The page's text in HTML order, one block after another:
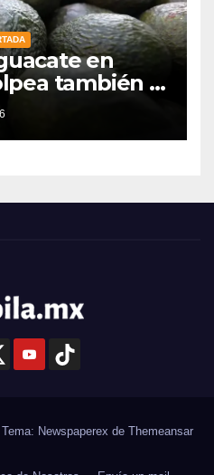
en
también a
Guanajuato
Tema: Newspaperex de Themeansar